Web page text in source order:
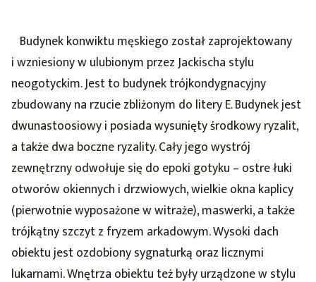
Budynek konwiktu męskiego został zaprojektowany
i wzniesiony w ulubionym przez Jackischa stylu
neogotyckim. Jest to budynek trójkondygnacyjny
zbudowany na rzucie zbliżonym do litery E. Budynek jest
dwunastoosiowy i posiada wysunięty środkowy ryzalit,
a także dwa boczne ryzality. Cały jego wystrój
zewnętrzny odwołuje się do epoki gotyku – ostre łuki
otworów okiennych i drzwiowych, wielkie okna kaplicy
(pierwotnie wyposażone w witraże), maswerki, a także
trójkątny szczyt z fryzem arkadowym. Wysoki dach
obiektu jest ozdobiony sygnaturką oraz licznymi
lukarnami. Wnętrza obiektu też były urządzone w stylu